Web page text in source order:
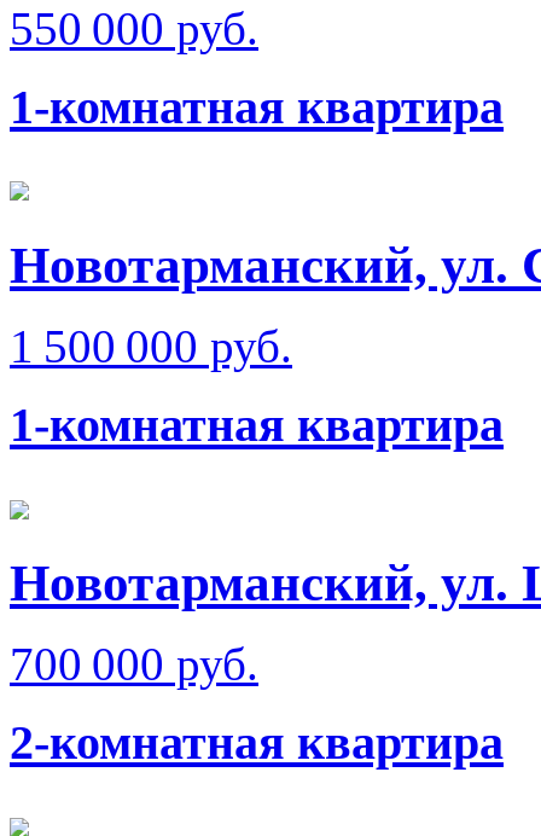
550 000 руб.
1-комнатная квартира
Новотарманский, ул.
1 500 000 руб.
1-комнатная квартира
Новотарманский, ул.
700 000 руб.
2-комнатная квартира